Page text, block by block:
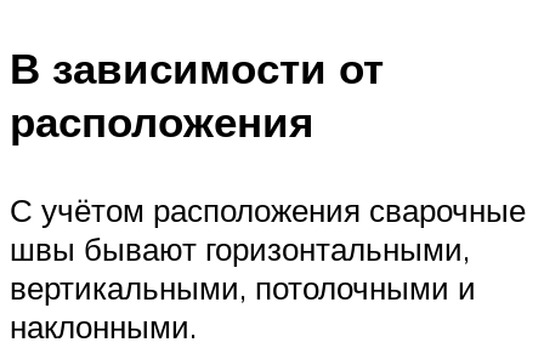
В зависимости от
расположения
С учётом расположения сварочные
швы бывают горизонтальными,
вертикальными, потолочными и
наклонными.